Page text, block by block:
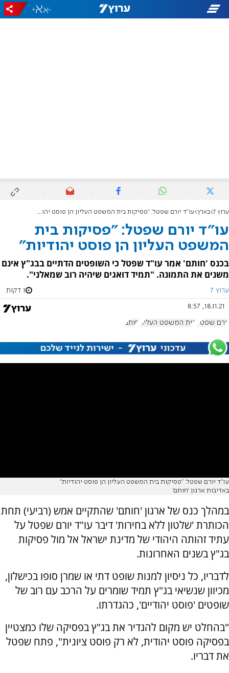
-
+
ערוץ 7 בארץ עו"ד יורם שפטל: "פסיקות בית המשפט העליון הן פוסט יהודיות"
עו"ד יורם שפטל: "פסיקות בית
המשפט העליון הן פוסט יהודיות"
בכנס 'חותם' אמר עו"ד שפטל כי השופטים הדתיים בבג"ץ אינם
משנים את התמונה. "תמיד דואגים שיהיה רוב שמאלני".
ערוץ 7 1 דקות
18.11.21, 8:57
יורם שפטל בית המשפט העליון חותם
עו"ד יורם שפטל: "פסיקות בית המשפט העליון הן פוסט יהודיות"
באדיבות ארגון 'חותם'
במהלך כנס של ארגון 'חותם' שהתקיים אמש (רביעי) תחת
הכותרת 'שלטון ללא בחירות' דיבר עו"ד יורם שפטל על
עתיד זהותה היהודי של מדינת ישראל אל מול פסיקות
בג"ץ בשנים האחרונות.
לדבריו, כל ניסיון למנות שופט דתי או שמרן סופו בכישלון,
מכיוון שנשיאי בג"ץ תמיד שומרים על הרכב עם רוב של
שופטים 'פוסט יהודיים', כהגדרתו.
"בהחלט יש מקום להגדיר את בג"ץ בפסיקה שלו כמצטיין
בפסיקה פוסט יהודית, לא רק פוסט ציונית", פתח שפטל
את דבריו.